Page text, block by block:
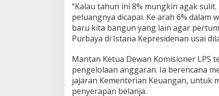
n
o
m
i
6
“Kalau tahun ini 8% mungkin agak
peluangnya dicapai. Ke arah 6% dalam
baru kita bangun yang lain agar
Purbaya di Istana Kepresidenan usai
Mantan Ketua Dewan Komisioner LPS
pengelolaan anggaran. Ia berencana
jajaran Kementerian Keuangan, untuk
penyerapan belanja.